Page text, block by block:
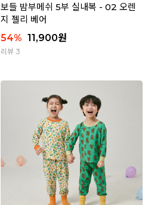
보들 밤부메쉬 5부 실내복 - 02 오렌
지 젤리 베어
54% 11,900원
리뷰 3